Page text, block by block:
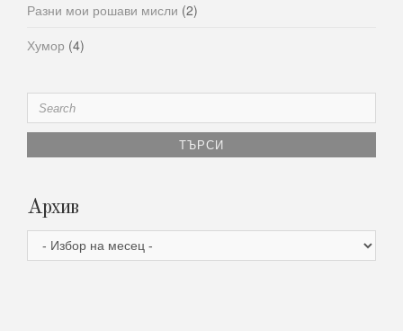
Разни мои рошави мисли (2)
Хумор (4)
Search
for:
Архив
Архив